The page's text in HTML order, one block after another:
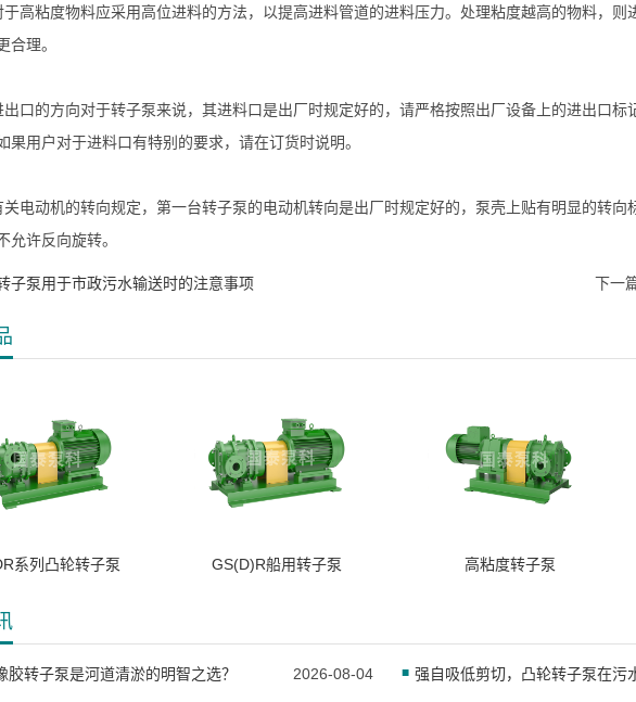
粘度物料应采用高位进料的方法，以提高进料管道的进料压力。处理粘度越高的物料，则
合理。
的方向对于转子泵来说，其进料口是出厂时规定好的，请严格按照出厂设备上的进出口标
果用户对于进料口有特别的要求，请在订货时说明。
动机的转向规定，第一台转子泵的电动机转向是出厂时规定好的，泵壳上贴有明显的转向
允许反向旋转。
子泵用于市政污水输送时的注意事项 下一
系列凸轮转子泵 GS(D)R船用转子泵 高粘度转子泵
胶转子泵是河道清淤的明智之选？ 2026-08-04